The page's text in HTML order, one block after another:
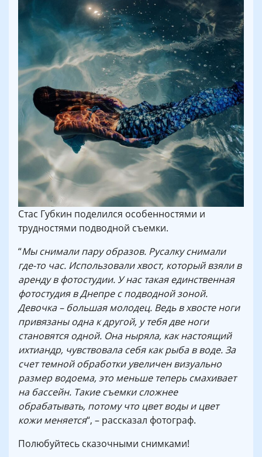
Стас Губкин поделился особенностями и
трудностями подводной съемки.
“Мы снимали пару образов. Русалку снимали
где-то час. Использовали хвост, который взяли в
аренду в фотостудии. У нас такая единственная
фотостудия в Днепре с подводной зоной.
Девочка – большая молодец. Ведь в хвосте ноги
привязаны одна к другой, у тебя две ноги
становятся одной. Она ныряла, как настоящий
ихтиандр, чувствовала себя как рыба в воде. За
счет темной обработки увеличен визуально
размер водоема, это меньше теперь смахивает
на бассейн. Такие съемки сложнее
обрабатывать, потому что цвет воды и цвет
кожи меняется“, – рассказал фотограф.
Полюбуйтесь сказочными снимками!